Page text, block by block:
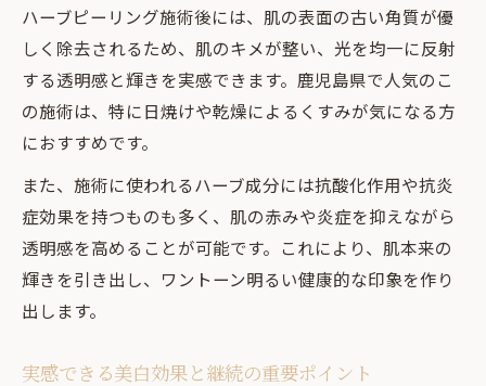
ハーブピーリング施術後には、肌の表面の古い角質が優
しく除去されるため、肌のキメが整い、光を均一に反射
する透明感と輝きを実感できます。鹿児島県で人気のこ
の施術は、特に日焼けや乾燥によるくすみが気になる方
におすすめです。
また、施術に使われるハーブ成分には抗酸化作用や抗炎
症効果を持つものも多く、肌の赤みや炎症を抑えながら
透明感を高めることが可能です。これにより、肌本来の
輝きを引き出し、ワントーン明るい健康的な印象を作り
出します。
実感できる美白効果と継続の重要ポイント